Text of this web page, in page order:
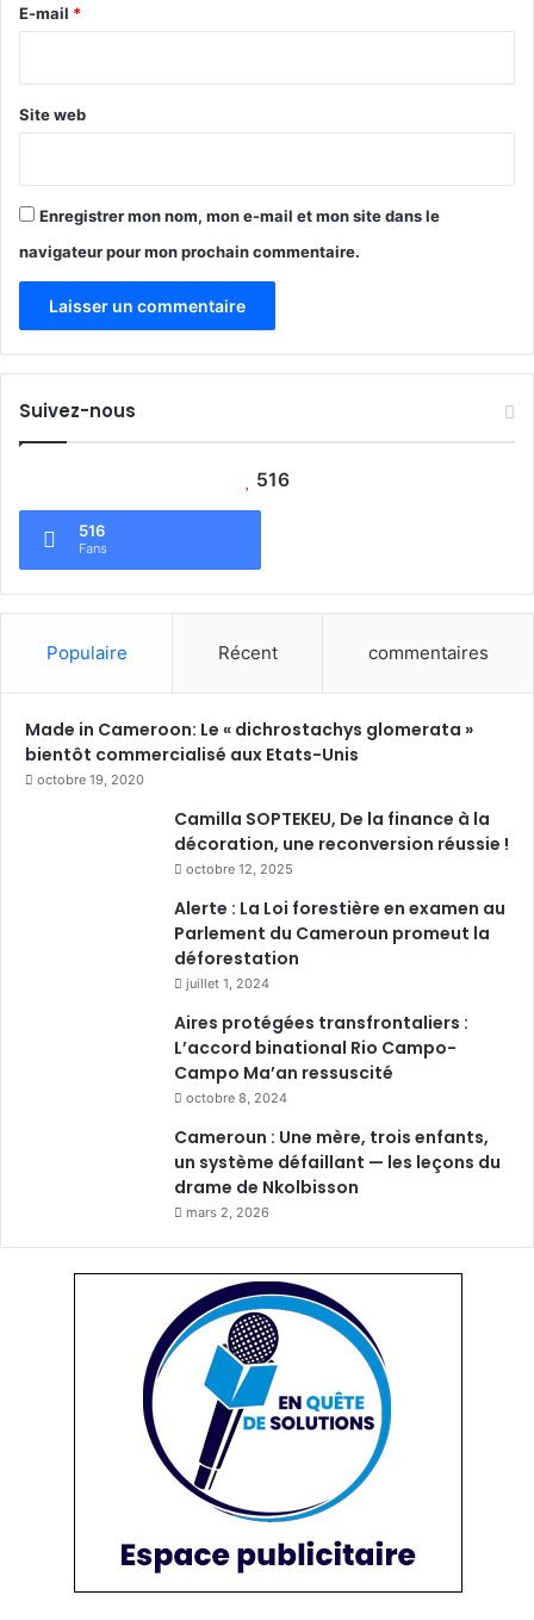
e
E-mail *
Site web
Enregistrer mon nom, mon e-mail et mon site dans le
navigateur pour mon prochain commentaire.
Suivez-nous
516
516
Fans
Populaire Récent commentaires
Made in Cameroon: Le « dichrostachys glomerata »
bientôt commercialisé aux Etats-Unis
octobre 19, 2020
Camilla SOPTEKEU, De la finance à la
décoration, une reconversion réussie !
octobre 12, 2025
Alerte : La Loi forestière en examen au
Parlement du Cameroun promeut la
déforestation
juillet 1, 2024
Aires protégées transfrontaliers :
L’accord binational Rio Campo-
Campo Ma’an ressuscité
octobre 8, 2024
Cameroun : Une mère, trois enfants,
un système défaillant — les leçons du
drame de Nkolbisson
mars 2, 2026